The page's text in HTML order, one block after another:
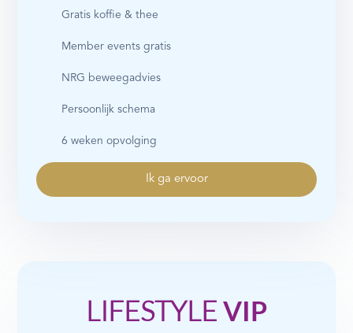
Gratis koffie & thee
Member events gratis
NRG beweegadvies
Persoonlijk schema
6 weken opvolging
Ik ga ervoor
LIFESTYLEVIP